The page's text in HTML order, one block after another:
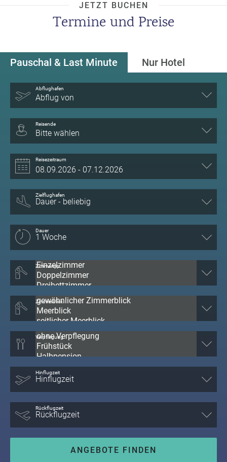
JETZT BUCHEN
Termine und Preise
Pauschal & Last Minute Nur Hotel
Abflughafen
Abflug von
Reisende
Bitte wählen
Reisezeitraum
Zielflughafen
Dauer
Zimmertyp
Zimmerblick
ANGEBOTE FINDEN
Verpflegung
Hinflugzeit
Rückflugzeit